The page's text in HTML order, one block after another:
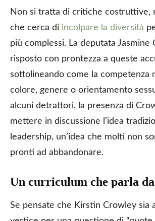
Non si tratta di critiche costruttive,
che cerca di incolpare la diversità
più complessi. La deputata Jasmine
risposto con prontezza a queste
sottolineando come la competenza
colore, genere o orientamento
alcuni detrattori, la presenza di
mettere in discussione l’idea
leadership, un’idea che molti non
pronti ad abbandonare.
Un curriculum che parla da
Se pensate che Kirstin Crowley sia